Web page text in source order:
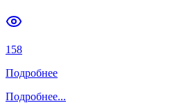
158
Подробнее
Подробнее...